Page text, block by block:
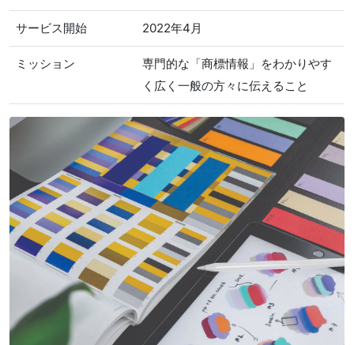
サービス開始 2022年4月
ミッション
専門的な「商標情報」をわかりやす
く広く一般の方々に伝えること